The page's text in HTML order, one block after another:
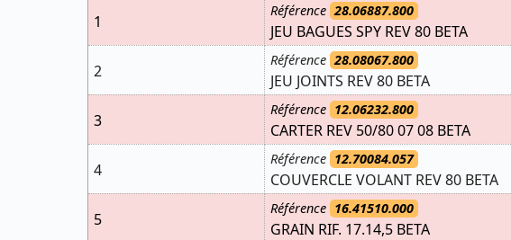
1
Référence 28.06887.800
JEU BAGUES SPY REV 80 BETA
2
Référence 28.08067.800
JEU JOINTS REV 80 BETA
3
Référence 12.06232.800
CARTER REV 50/80 07 08 BETA
4
Référence 12.70084.057
COUVERCLE VOLANT REV 80 BETA
5
Référence 16.41510.000
GRAIN RIF. 17.14,5 BETA